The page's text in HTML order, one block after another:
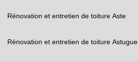
Rénovation et entretien de toiture Aste
Rénovation et entretien de toiture Astugue